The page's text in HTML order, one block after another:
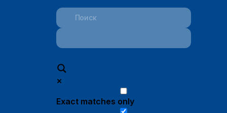
Exact matches only